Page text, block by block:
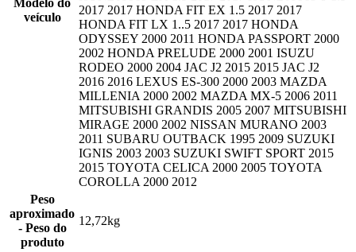
Modelo do
veículo
2017 2017 HONDA FIT EX 1.5 2017 2017
HONDA FIT LX 1..5 2017 2017 HONDA
ODYSSEY 2000 2011 HONDA PASSPORT 2000
2002 HONDA PRELUDE 2000 2001 ISUZU
RODEO 2000 2004 JAC J2 2015 2015 JAC J2
2016 2016 LEXUS ES-300 2000 2003 MAZDA
MILLENIA 2000 2002 MAZDA MX-5 2006 2011
MITSUBISHI GRANDIS 2005 2007 MITSUBISHI
MIRAGE 2000 2002 NISSAN MURANO 2003
2011 SUBARU OUTBACK 1995 2009 SUZUKI
IGNIS 2003 2003 SUZUKI SWIFT SPORT 2015
2015 TOYOTA CELICA 2000 2005 TOYOTA
COROLLA 2000 2012
Peso
aproximado
- Peso do
produto
12,72kg